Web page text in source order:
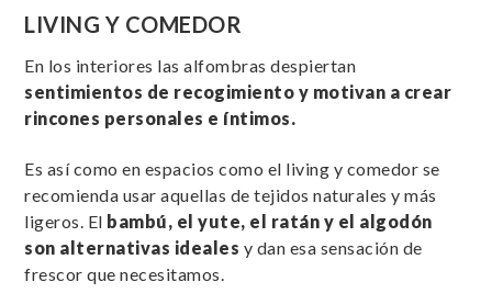
LIVING Y COMEDOR
En los interiores las alfombras despiertan
sentimientos de recogimiento y motivan a crear
rincones personales e íntimos.
Es así como en espacios como el living y comedor se
recomienda usar aquellas de tejidos naturales y más
ligeros. El bambú, el yute, el ratán y el algodón
son alternativas ideales y dan esa sensación de
frescor que necesitamos.